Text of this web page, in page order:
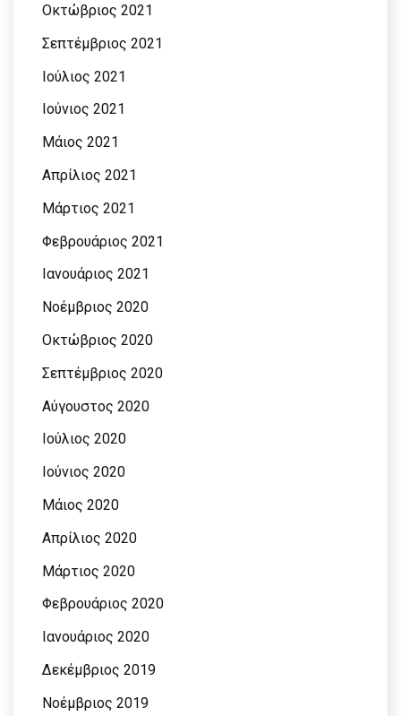
Οκτώβριος 2021
Σεπτέμβριος 2021
Ιούλιος 2021
Ιούνιος 2021
Μάιος 2021
Απρίλιος 2021
Μάρτιος 2021
Φεβρουάριος 2021
Ιανουάριος 2021
Νοέμβριος 2020
Οκτώβριος 2020
Σεπτέμβριος 2020
Αύγουστος 2020
Ιούλιος 2020
Ιούνιος 2020
Μάιος 2020
Απρίλιος 2020
Μάρτιος 2020
Φεβρουάριος 2020
Ιανουάριος 2020
Δεκέμβριος 2019
Νοέμβριος 2019